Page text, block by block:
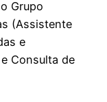
Grupo
(Assistente
e
Consulta de